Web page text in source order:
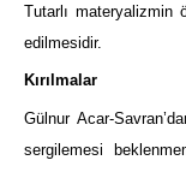
Tutarlı materyalizmin
edilmesidir.
Kırılmalar
Gülnur Acar-
sergilemesi